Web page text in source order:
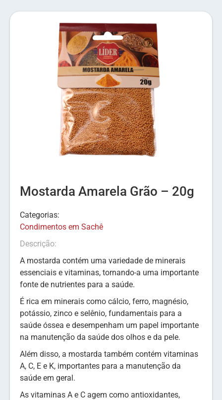
Mostarda Amarela Grão – 20g
Categorias:
Condimentos em Sachê
Descrição:
A mostarda contém uma variedade de minerais
essenciais e vitaminas, tornando-a uma importante
fonte de nutrientes para a saúde.
É rica em minerais como cálcio, ferro, magnésio,
potássio, zinco e selênio, fundamentais para a
saúde óssea e desempenham um papel importante
na manutenção da saúde dos olhos e da pele.
Além disso, a mostarda também contém vitaminas
A, C, E e K, importantes para a manutenção da
saúde em geral.
As vitaminas A e C agem como antioxidantes,